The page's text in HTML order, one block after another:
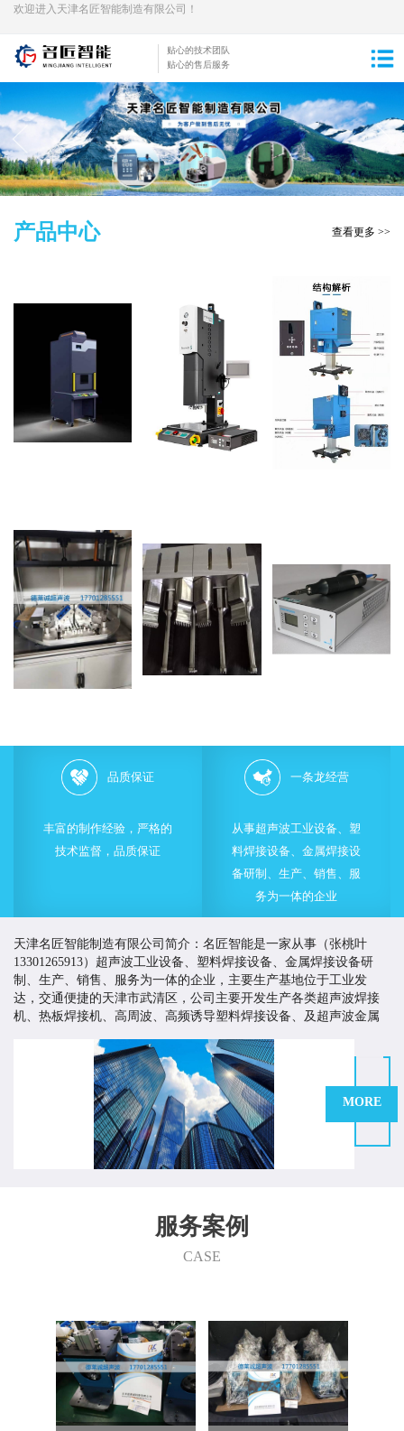
欢迎进入天津名匠智能制造有限公司！
贴心的技术团队
贴心的售后服务
产品中心 查看更多 >>
品质保证
丰富的制作经验，严格的
技术监督，品质保证
一条龙经营
从事超声波工业设备、塑
料焊接设备、金属焊接设
备研制、生产、销售、服
务为一体的企业
天津名匠智能制造有限公司简介：名匠智能是一家从事（张桃叶
13301265913）超声波工业设备、塑料焊接设备、金属焊接设备研
制、生产、销售、服务为一体的企业，主要生产基地位于工业发
达，交通便捷的天津市武清区，公司主要开发生产各类超声波焊接
机、热板焊接机、高周波、高频诱导塑料焊接设备、及超声波金属
名匠智能一直致力于为客户提供有价值的塑料焊接与超声波
应用解决方案，以高品质的产品来提高客户市场竞争力，创造客户
价值。多年来，名匠智能持续改进生产工艺、严格控制产品质量、
不断加大技术开发的力度和投入，并积极引进技术，制造技术质量
优越的产品，为国内外客商提供多方面多途径的产品与服务。
们的产品在家电行业、汽车行业、电子行业、航天航空、精密五
金、包装行业、玩具行业、纺织行业等的各类产品制造中都得到了
成功的使用。 快捷、可靠、经济、清洁和美观，德莱诚为您在这个
MORE
服务案例
CASE